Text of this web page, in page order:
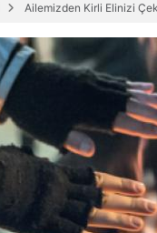
Ailemizden Kirli Elinizi